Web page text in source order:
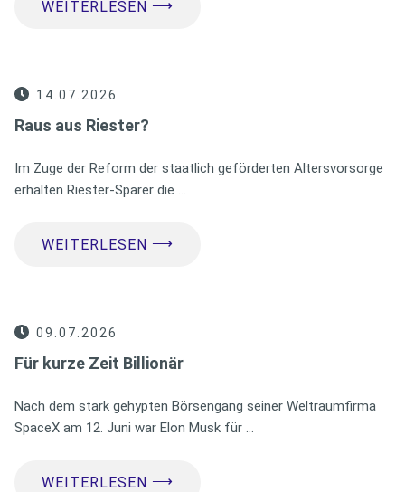
WEITERLESEN ⟶
14.07.2026
Raus aus Riester?
Im Zuge der Reform der staatlich geförderten Altersvorsorge
erhalten Riester-Sparer die …
WEITERLESEN ⟶
09.07.2026
Für kurze Zeit Billionär
Nach dem stark gehypten Börsengang seiner Weltraumfirma
SpaceX am 12. Juni war Elon Musk für …
WEITERLESEN ⟶